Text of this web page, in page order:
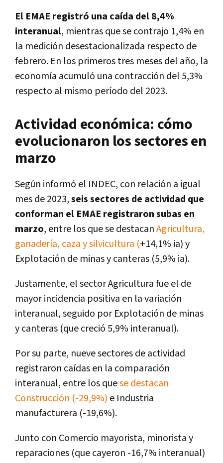
El EMAE registró una caída del 8,4%
interanual, mientras que se contrajo 1,4% en
la medición desestacionalizada respecto de
febrero. En los primeros tres meses del año, la
economía acumuló una contracción del 5,3%
respecto al mismo período del 2023.
Actividad económica: cómo
evolucionaron los sectores en
marzo
Según informó el INDEC, con relación a igual
mes de 2023,seis sectores de actividad que
conforman el EMAE registraron subas en
marzo, entre los que se destacanAgricultura,
ganadería, caza y silvicultura (+14,1% ia) y
Explotación de minas y canteras (5,9% ia).
Justamente, el sector Agricultura fue el de
mayor incidencia positiva en la variación
interanual, seguido por Explotación de minas
y canteras (que creció 5,9% interanual).
Por su parte, nueve sectores de actividad
registraron caídas en la comparación
interanual, entre los quese destacan
Construcción (-29,9%) e Industria
manufacturera (-19,6%).
Junto con Comercio mayorista, minorista y
reparaciones (que cayeron -16,7% interanual)